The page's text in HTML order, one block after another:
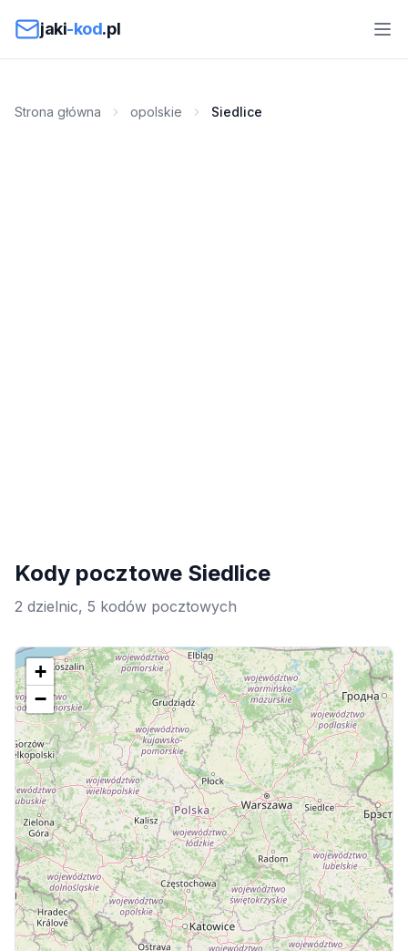
jaki-kod.pl
Strona główna opolskie Siedlice
Kody pocztowe Siedlice
2 dzielnic, 5 kodów pocztowych
+
−